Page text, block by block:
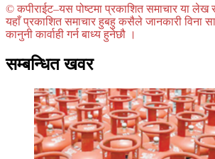
© कपीराईट–यस पोष्टमा प्रकाशित समाचार या लेख
यहाँ प्रकाशित समाचार हुबहु कसैले जानकारी विना
कानुनी कार्वाही गर्न बाध्य हुनेछौ ।
सम्बन्धित खवर